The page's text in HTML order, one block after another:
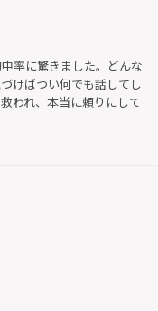
率に驚きました。どんな
けばつい何でも話してし
われ、本当に頼りにして